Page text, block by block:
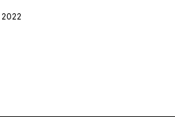
2022